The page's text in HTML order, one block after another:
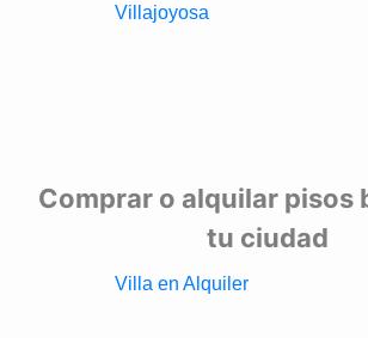
Villajoyosa
Comprar o alquilar pisos
tu ciudad
Villa en Alquiler